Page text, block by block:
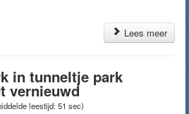
Lees meer
in tunneltje park
vernieuwd
leestijd: 51 sec)